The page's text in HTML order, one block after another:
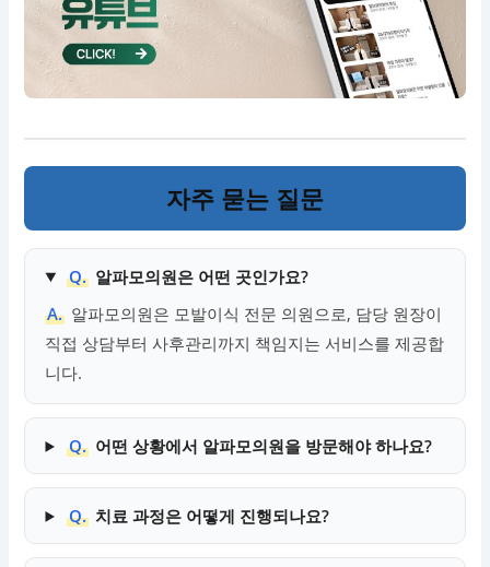
자주 묻는 질문
Q. 알파모의원은 어떤 곳인가요?
A. 알파모의원은 모발이식 전문 의원으로, 담당 원장이
직접 상담부터 사후관리까지 책임지는 서비스를 제공합
니다.
Q. 어떤 상황에서 알파모의원을 방문해야 하나요?
Q. 치료 과정은 어떻게 진행되나요?